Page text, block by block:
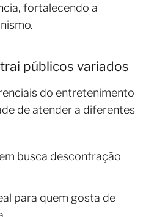
fortalecendo a
públicos variados
do entretenimento
de atender a diferentes
busca descontração
para quem gosta de